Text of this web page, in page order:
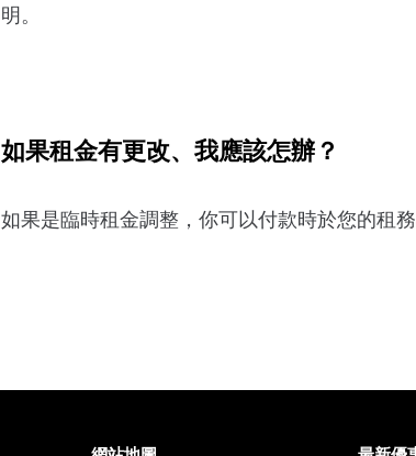
明。
如果租金有更改、我應該怎辦？
如果是臨時租金調整，你可以付款時於您的租務